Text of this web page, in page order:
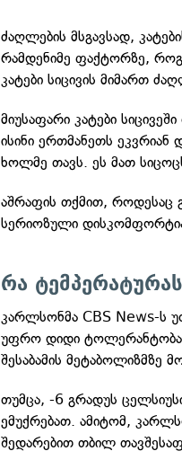
ძაღლების მსგავსად,
რამდენიმე ფაქტორზე,
კატები სიცივის მიმართ
მიუსაფარი კატები
ისინი ერთმანეთს ეკვრიან
ხოლმე თავს. ეს მათ
აშრაფის თქმით, როდესაც
სერიოზული
რა
კარლსონმა CBS News-ს
უფრო დიდი ტოლერანტობა
შესაბამის მეტაბოლიზმზე
თუმცა, -6 გრადუს
ემუქრებათ. ამიტომ,
შედარებით თბილ